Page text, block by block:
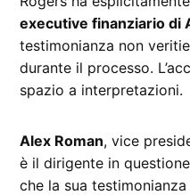
executive finanziario di
testimonianza non
durante il processo.
spazio a interpretazioni.
Alex Roman, vice
è il dirigente in
che la sua testimonianza